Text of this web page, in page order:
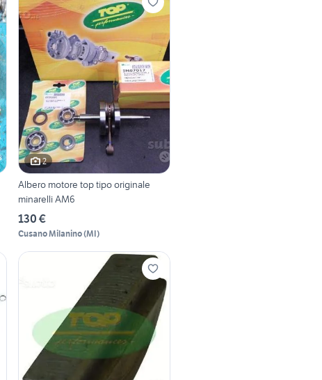
2
Albero motore top tipo originale
minarelli AM6
130 €
Cusano Milanino(MI)